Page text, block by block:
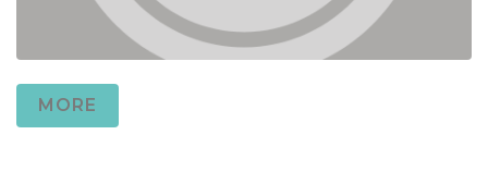
MORE